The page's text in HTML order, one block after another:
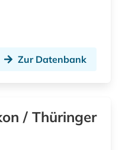
Zur Datenbank
/ Thüringer